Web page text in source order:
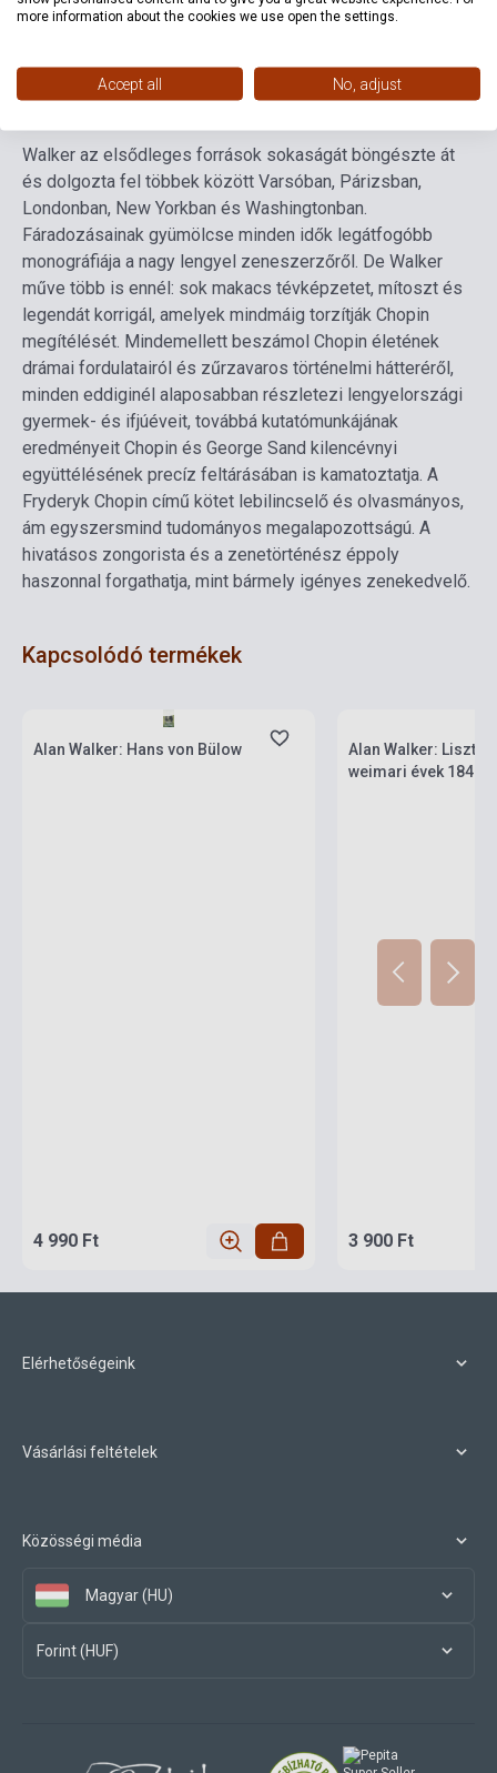
Nyelv Magyar
Részletes leírás Kapcsolódó linkek Vélemények
Walker az elsődleges források sokaságát böngészte át
és dolgozta fel többek között Varsóban, Párizsban,
Londonban, New Yorkban és Washingtonban.
Fáradozásainak gyümölcse minden idők legátfogóbb
monográfiája a nagy lengyel zeneszerzőről. De Walker
műve több is ennél: sok makacs tévképzetet, mítoszt és
legendát korrigál, amelyek mindmáig torzítják Chopin
megítélését. Mindemellett beszámol Chopin életének
drámai fordulatairól és zűrzavaros történelmi hátteréről,
minden eddiginél alaposabban részletezi lengyelországi
gyermek- és ifjúéveit, továbbá kutatómunkájának
eredményeit Chopin és George Sand kilencévnyi
együttélésének precíz feltárásában is kamatoztatja. A
Fryderyk Chopin című kötet lebilincselő és olvasmányos,
ám egyszersmind tudományos megalapozottságú. A
hivatásos zongorista és a zenetörténész éppoly
haszonnal forgathatja, mint bármely igényes zenekedvelő.
Kapcsolódó termékek
Alan Walker: Hans von Bülow
4 990 Ft
Alan Walker: Liszt
weimari évek 1848-
3 900 Ft
Elérhetőségeink
Vásárlási feltételek
Közösségi média
Magyar (HU)
Forint (HUF)
more information about the cookies we use open the settings.
Accept all No, adjust